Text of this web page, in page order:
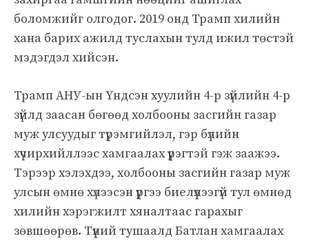
боломжийг олгодог. 2019 онд Трамп хилийн
хана барих ажилд туслахын тулд ижил төстэй
мэдэгдэл хийсэн.
Трамп АНУ-ын Үндсэн хуулийн 4-р зүйлийн 4-р
зүйлд заасан бөгөөд холбооны засгийн газар
муж улсуудыг түрэмгийлэл, гэр бүлийн
хүчирхийллээс хамгаалах үүрэгтэй гэж заажээ.
Тэрээр хэлэхдээ, холбооны засгийн газар муж
улсын өмнө хүлээсэн үүргээ биелүүлээгүй тул өмнөд
хилийн хэрэгжилт хяналтаас гарахыг
зөвшөөрөв. Түүний тушаалд Батлан ​​хамгаалах